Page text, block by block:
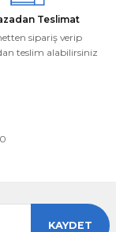
Teslimat
sipariş verip
teslim alabilirsiniz
KAYDET